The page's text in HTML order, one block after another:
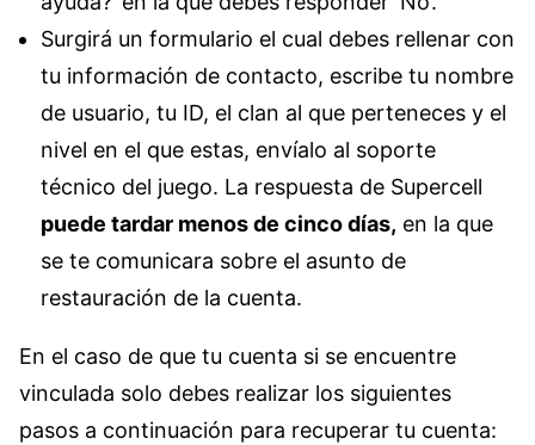
Surgirá un formulario el cual debes rellenar con
tu información de contacto, escribe tu nombre
de usuario, tu ID, el clan al que perteneces y el
nivel en el que estas, envíalo al soporte
técnico del juego. La respuesta de Supercell
puede tardar menos de cinco días, en la que
se te comunicara sobre el asunto de
restauración de la cuenta.
En el caso de que tu cuenta si se encuentre
vinculada solo debes realizar los siguientes
pasos a continuación para recuperar tu cuenta: